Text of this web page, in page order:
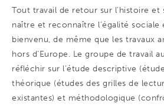
Tout travail de retour sur l’histoire et
naître et reconnaître l’égalité sociale
bienvenu, de même que les travaux
hors d’Europe. Le groupe de travail
réfléchir sur l’étude descriptive
théorique (études des grilles de
existantes) et méthodologique